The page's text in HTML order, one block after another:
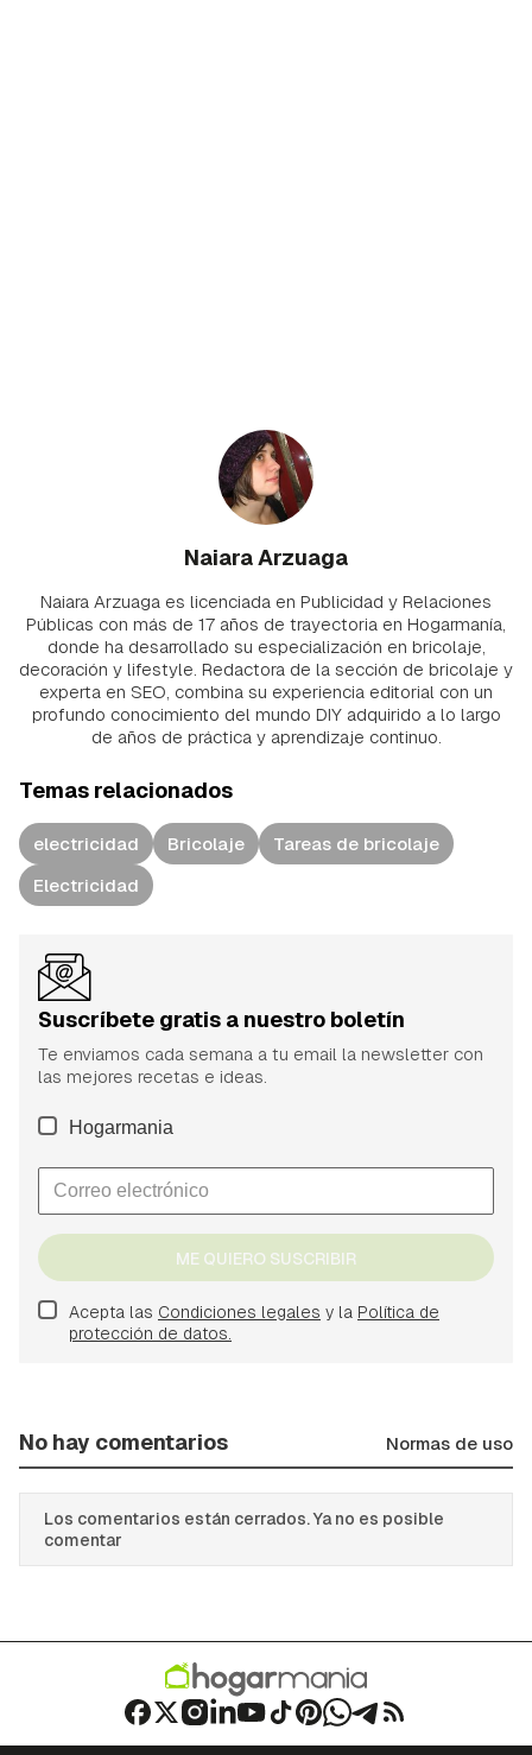
Naiara Arzuaga
Naiara Arzuaga es licenciada en Publicidad y Relaciones
Públicas con más de 17 años de trayectoria en Hogarmanía,
donde ha desarrollado su especialización en bricolaje,
decoración y lifestyle. Redactora de la sección de bricolaje y
experta en SEO, combina su experiencia editorial con un
profundo conocimiento del mundo DIY adquirido a lo largo
de años de práctica y aprendizaje continuo.
Temas relacionados
electricidad Bricolaje
Tareas de bricolaje
Electricidad
Suscríbete gratis a nuestro boletín
Te enviamos cada semana a tu email la newsletter con
las mejores recetas e ideas.
Hogarmania
ME QUIERO SUSCRIBIR
Acepta las Condiciones legales y la Política de
protección de datos.
No hay comentarios Normas de uso
Los comentarios están cerrados. Ya no es posible
comentar